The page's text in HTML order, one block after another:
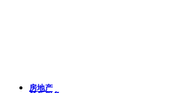
房地产